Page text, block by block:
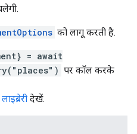
को लागू करती है.
= await
पर कॉल करके
देखें.